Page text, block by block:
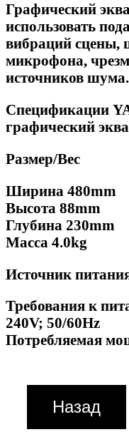
Графический
использовать
вибраций сцены,
микрофона,
источников шума.
Спецификации
графический
Размер/Вес
Ширина 480mm
Высота 88mm
Глубина 230mm
Масса 4.0kg
Источник
Требования к
240V; 50/60Hz
Потребляемая